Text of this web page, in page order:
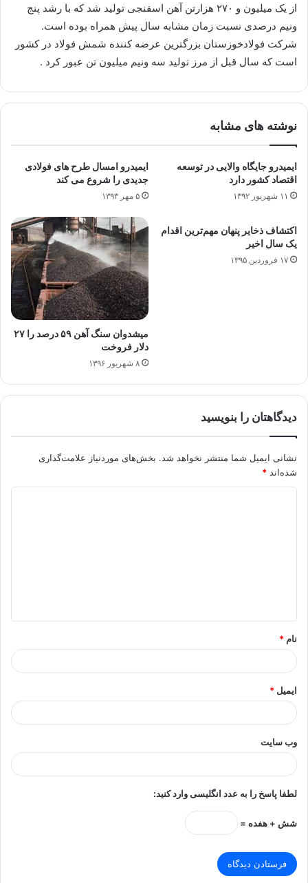
از یک میلیون و ۲۷۰ هزارتن آهن اسفنجی تولید شد که با رشد پنج
ونیم درصدی نسبت زمان مشابه سال پیش همراه بوده است.
شرکت فولادخوزستان بزرگترین عرضه کننده شمش فولاد در کشور
است که سال قبل از مرز تولید سه ونیم میلیون تن عبور کرد .
نوشته های مشابه
ایمیدرو جایگاه والایی در توسعه
اقتصاد کشور دارد
۱۱ شهریور ۱۳۹۲
ایمیدرو امسال طرح های فولادی
جدیدی را شروع می کند
۵ مهر ۱۳۹۳
اکتشاف ذخایر پنهان مهم‌ترین اقدام
یک سال اخیر
۱۷ فروردین ۱۳۹۵
میشدوان سنگ آهن ۵۹ درصد را ۲۷
دلار فروخت
۸ شهریور ۱۳۹۶
دیدگاهتان را بنویسید
نشانی ایمیل شما منتشر نخواهد شد. بخش‌های موردنیاز علامت‌گذاری
شده‌اند *
*
نام *
ایمیل *
وب‌ سایت
لطفا پاسخ را به عدد انگلیسی وارد کنید:
شش + هفده =